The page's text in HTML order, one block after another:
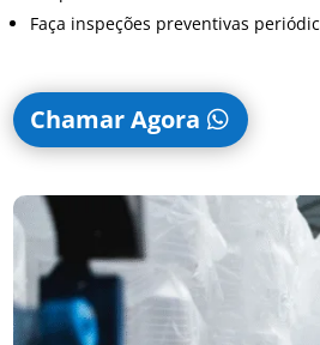
Faça inspeções preventivas
Chamar Agora